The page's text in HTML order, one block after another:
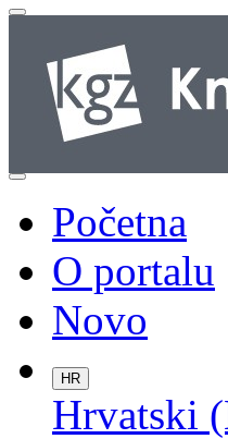
Početna
O portalu
Novo
HR
Hrvatski